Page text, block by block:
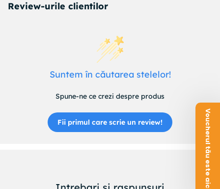
Review-urile clientilor
Suntem în căutarea stelelor!
Spune-ne ce crezi despre produs
Fii primul care scrie un review! Voucherul tău este aici!